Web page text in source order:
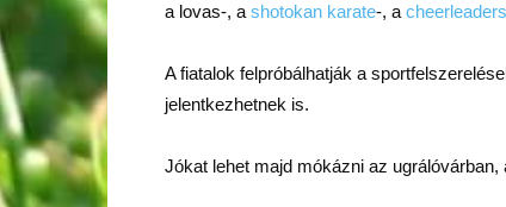
a lovas-, a shotokan karate-, a cheerleaders
A fiatalok felpróbálhatják a
jelentkezhetnek is.
Jókat lehet majd mókázni az